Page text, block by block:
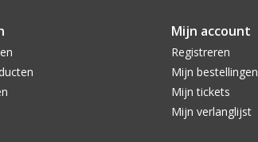
Mijn account
Registreren
Mijn bestellingen
Mijn tickets
Mijn verlanglijst